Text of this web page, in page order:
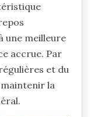
une meilleure
accrue. Par
et du
la